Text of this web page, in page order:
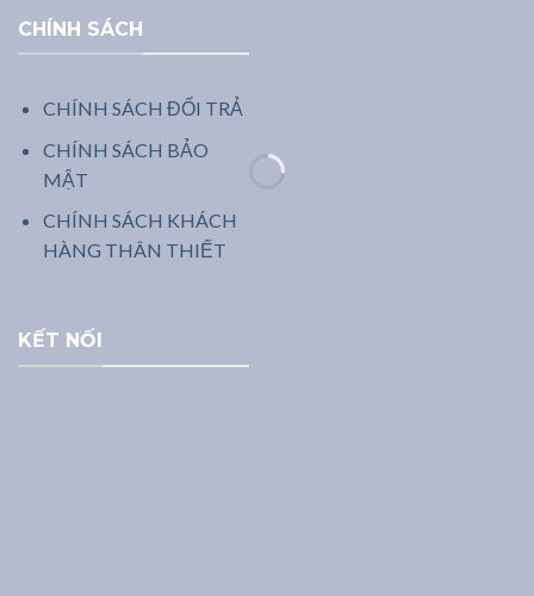
CHÍNH SÁCH
CHÍNH SÁCH ĐỔI TRẢ
CHÍNH SÁCH BẢO
MẬT
CHÍNH SÁCH KHÁCH
HÀNG THÂN THIẾT
KẾT NỐI